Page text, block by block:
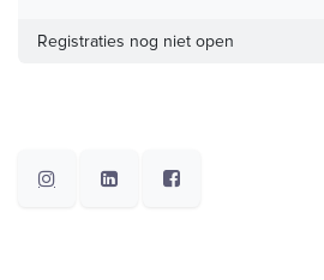
Registraties nog niet open